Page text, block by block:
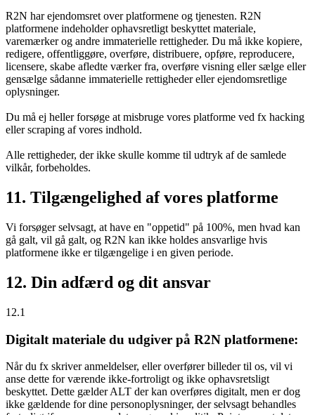
R2N har ejendomsret over platformene og tjenesten. R2N
platformene indeholder ophavsretligt beskyttet materiale,
varemærker og andre immaterielle rettigheder. Du må ikke kopiere,
redigere, offentliggøre, overføre, distribuere, opføre, reproducere,
licensere, skabe afledte værker fra, overføre visning eller sælge eller
gensælge sådanne immaterielle rettigheder eller ejendomsretlige
oplysninger.
Du må ej heller forsøge at misbruge vores platforme ved fx hacking
eller scraping af vores indhold.
Alle rettigheder, der ikke skulle komme til udtryk af de samlede
vilkår, forbeholdes.
11. Tilgængelighed af vores platforme
Vi forsøger selvsagt, at have en "oppetid" på 100%, men hvad kan
gå galt, vil gå galt, og R2N kan ikke holdes ansvarlige hvis
platformene ikke er tilgængelige i en given periode.
12. Din adfærd og dit ansvar
12.1
Digitalt materiale du udgiver på R2N platformene:
Når du fx skriver anmeldelser, eller overfører billeder til os, vil vi
anse dette for værende ikke-fortroligt og ikke ophavsretsligt
beskyttet. Dette gælder ALT der kan overføres digitalt, men er dog
ikke gældende for dine personoplysninger, der selvsagt behandles